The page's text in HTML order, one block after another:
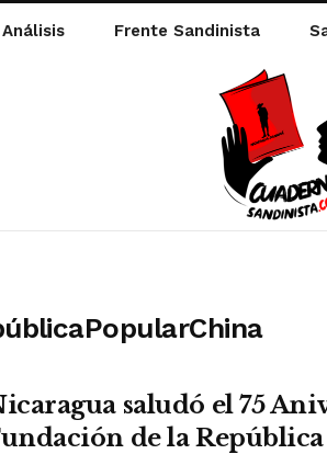
Análisis Frente Sandinista
saludó el 75
de la